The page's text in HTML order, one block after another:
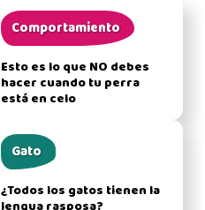
Comportamiento
Esto es lo que NO debes
hacer cuando tu perra
está en celo
Gato
¿Todos los gatos tienen la